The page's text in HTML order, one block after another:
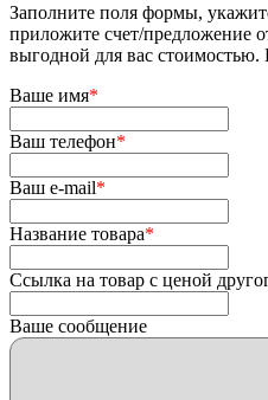
Заполните поля формы,
приложите счет/предложение
выгодной для вас стоимостью.
Ваше имя*
Ваш телефон*
Ваш e-mail*
Название товара*
Ссылка на товар с ценой
Ваше сообщение